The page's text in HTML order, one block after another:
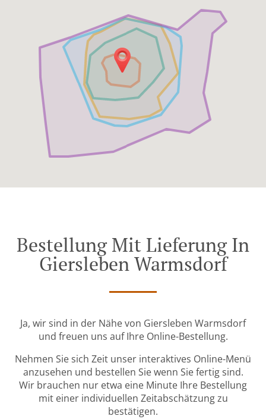
Bestellung Mit Lieferung In
Giersleben Warmsdorf
Ja, wir sind in der Nähe von Giersleben Warmsdorf
und freuen uns auf Ihre Online-Bestellung.
Nehmen Sie sich Zeit unser interaktives Online-Menü
anzusehen und bestellen Sie wenn Sie fertig sind.
Wir brauchen nur etwa eine Minute Ihre Bestellung
mit einer individuellen Zeitabschätzung zu
bestätigen.